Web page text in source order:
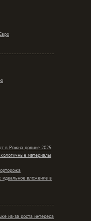
в Рожна долине 2025
материалы
идеальное вложение в
из-за роста интереса